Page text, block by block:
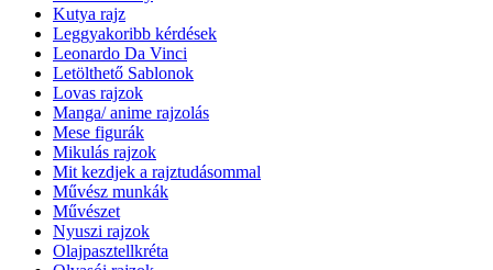
Kutya rajz
Leggyakoribb kérdések
Leonardo Da Vinci
Letölthető Sablonok
Lovas rajzok
Manga/ anime rajzolás
Mese figurák
Mikulás rajzok
Mit kezdjek a rajztudásommal
Művész munkák
Művészet
Nyuszi rajzok
Olajpasztellkréta